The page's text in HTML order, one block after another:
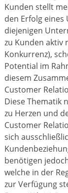
Kunden stellt
den Erfolg
diejenigen
zu Kunden aktiv
Konkurrenz),
Potential im
diesem
Customer
Diese Thematik
zu Herzen und
Customer
sich
benötigen
welche in der
zur Verfügung